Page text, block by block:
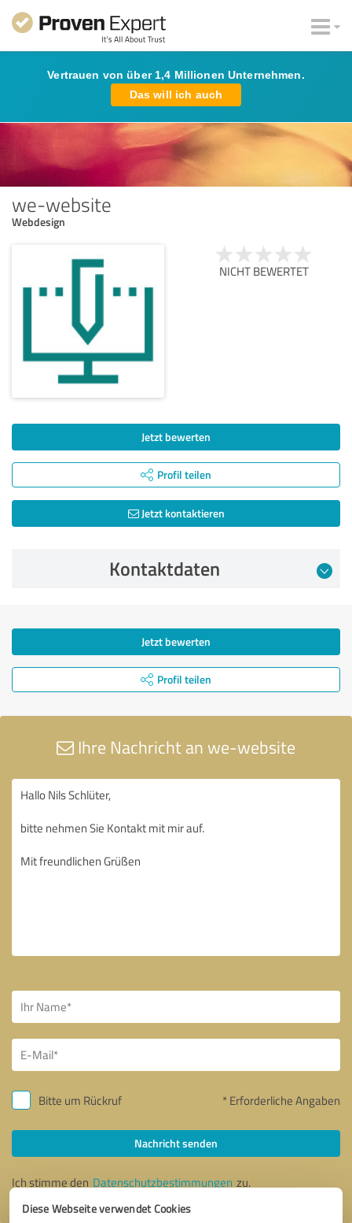
Diese Webseite verwendet Cookies
Vertrauen von über 1,4 Millionen Unternehmen.
Das will ich auch
we-website
Webdesign
NICHT BEWERTET
Jetzt bewerten
Profil teilen
Jetzt kontaktieren
Kontaktdaten
Jetzt bewerten
Profil teilen
Ihre Nachricht an we-website
Bitte um Rückruf * Erforderliche Angaben
Nachricht senden
Ich stimme den Datenschutzbestimmungen zu.